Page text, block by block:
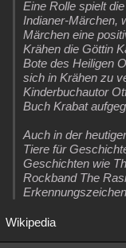
Eine Rolle spielt
Indianer-Märchen,
Märchen eine
Krähen die Göttin
Bote des Heiligen
sich in Krähen zu
Kinderbuchautor
Buch Krabat
Auch in der
Tiere für
Geschichten wie
Rockband The
Wikipedia